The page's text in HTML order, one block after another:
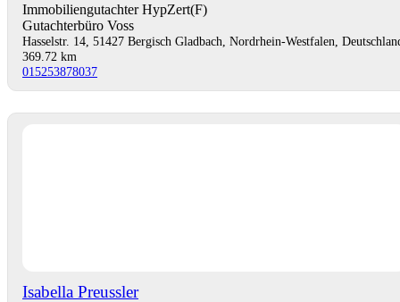
Immobiliengutachter HypZert(F)
Gutachterbüro Voss
Hasselstr. 14, 51427 Bergisch Gladbach, Nordrhein-Westfalen,
369.72 km
015253878037
Isabella Preussler